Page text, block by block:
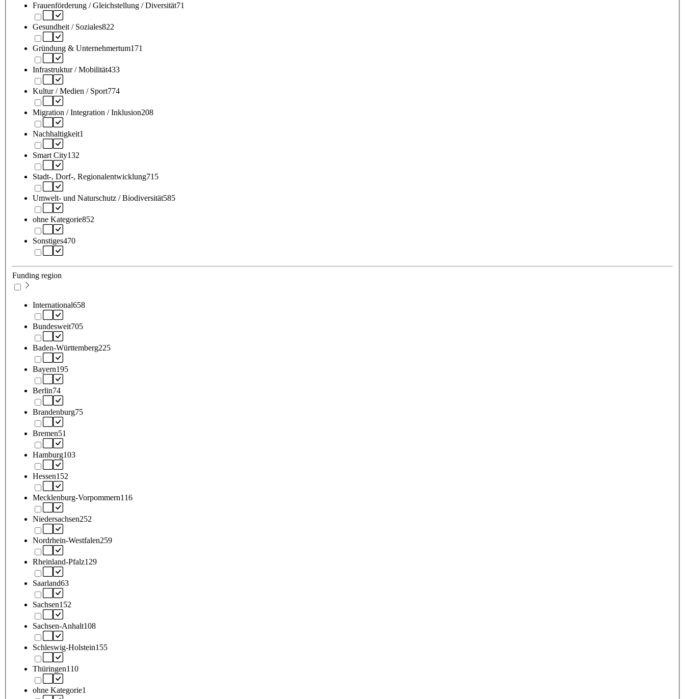
Frauenförderung / Gleichstellung / Diversität71
Gesundheit / Soziales822
Gründung & Unternehmertum171
Infrastruktur / Mobilität433
Kultur / Medien / Sport774
Migration / Integration / Inklusion208
Nachhaltigkeit1
Smart City132
Stadt-, Dorf-, Regionalentwicklung715
Umwelt- und Naturschutz / Biodiversität585
ohne Kategorie852
Sonstiges470
Funding region
International658
Bundesweit705
Baden-Württemberg225
Bayern195
Berlin74
Brandenburg75
Bremen51
Hamburg103
Hessen152
Mecklenburg-Vorpommern116
Niedersachsen252
Nordrhein-Westfalen259
Rheinland-Pfalz129
Saarland63
Sachsen152
Sachsen-Anhalt108
Schleswig-Holstein155
Thüringen110
ohne Kategorie1